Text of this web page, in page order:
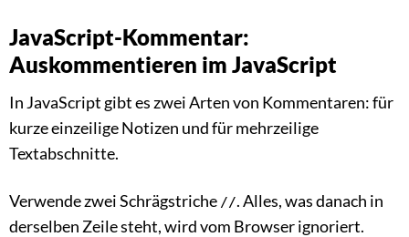
JavaScript-Kommentar:
Auskommentieren im JavaScript
In JavaScript gibt es zwei Arten von Kommentaren: für
kurze einzeilige Notizen und für mehrzeilige
Textabschnitte.
Verwende zwei Schrägstriche //. Alles, was danach in
derselben Zeile steht, wird vom Browser ignoriert.